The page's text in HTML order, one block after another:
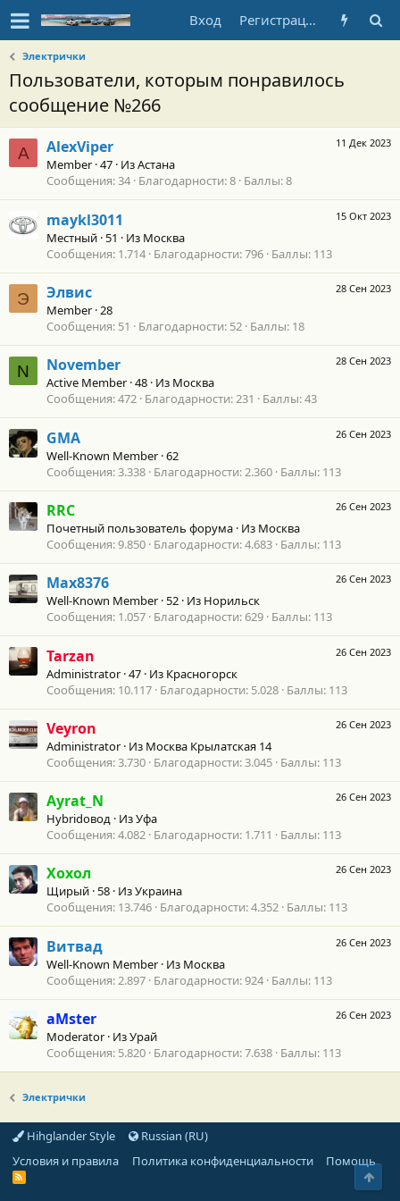
Вход Регистрация
Электрички
Пользователи, которым понравилось
сообщение №266
A
11 Дек 2023
AlexViper
Member ·47 · ИзАстана
Сообщения 34 Благодарности 8 Баллы 8
15 Окт 2023
maykl3011
Местный ·51 · Из Москва
Сообщения 1.714 Благодарности 796 Баллы 113
Э
28 Сен 2023
Элвис
Member ·28
Сообщения 51 Благодарности 52 Баллы 18
N
28 Сен 2023
November
Active Member ·48 · Из Москва
Сообщения 472 Благодарности 231 Баллы 43
26 Сен 2023
GMA
Well-Known Member ·62
Сообщения 3.338 Благодарности 2.360 Баллы 113
26 Сен 2023
RRC
Почетный пользователь форума · Из Москва
Сообщения 9.850 Благодарности 4.683 Баллы 113
26 Сен 2023
Max8376
Well-Known Member ·52 · Из Норильск
Сообщения 1.057 Благодарности 629 Баллы 113
26 Сен 2023
Tarzan
Administrator ·47 · Из Красногорск
Сообщения 10.117 Благодарности 5.028 Баллы 113
26 Сен 2023
Veyron
Administrator · Из Москва Крылатская 14
Сообщения 3.730 Благодарности 3.045 Баллы 113
26 Сен 2023
Ayrat_N
Hybridовод · ИзУфа
Сообщения 4.082 Благодарности 1.711 Баллы 113
26 Сен 2023
Хохол
Щирый ·58 · ИзУкраина
Сообщения 13.746 Благодарности 4.352 Баллы 113
26 Сен 2023
Витвад
Well-Known Member · Из Москва
Сообщения 2.897 Благодарности 924 Баллы 113
26 Сен 2023
aMster
Moderator · ИзУрай
Сообщения 5.820 Благодарности 7.638 Баллы 113
Электрички
Hihglander Style
Russian (RU)
Условия и правила
Политика конфиденциальности Помощь
R